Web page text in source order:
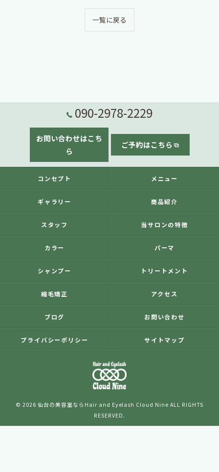
一覧に戻る
090-2978-2229
お問い合わせはこち
ら
ご予約はこちら
コンセプト メニュー
ギャラリー 商品紹介
スタッフ 当サロンの特徴
カラー パーマ
シャンプー トリートメント
縮毛矯正 アクセス
ブログ お問い合わせ
プライバシーポリシー サイトマップ
© 2026 仙台の美容室ならHair and Eyelash Cloud Nine ALL RIGHTS
RESERVED.